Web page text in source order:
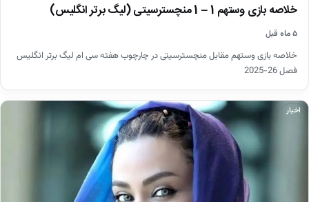
خلاصه بازی وستهم 1 – 1 منچسترسیتی (لیگ برتر انگلیس)
۵ ماه قبل
خلاصه بازی وستهم مقابل منچسترسیتی در چارچوب هفته سی ام لیگ برتر انگلیس
فصل 26-2025
اخبار